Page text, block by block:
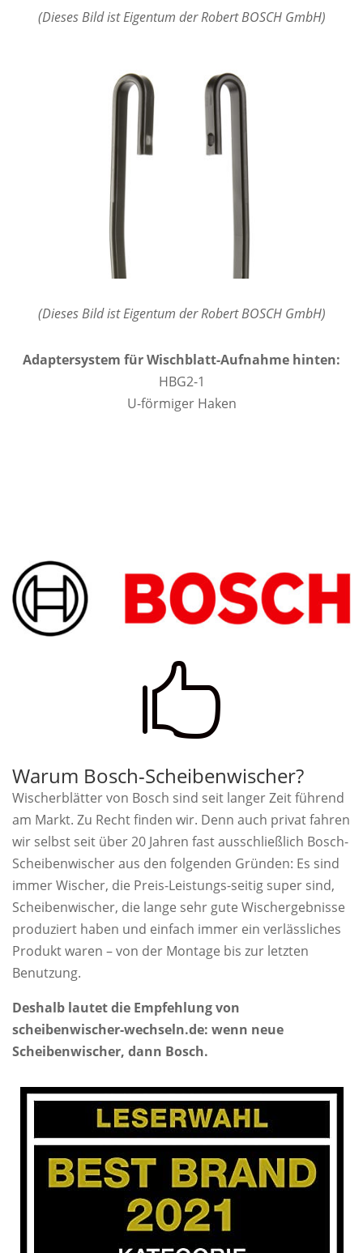
(Dieses Bild ist Eigentum der Robert BOSCH GmbH)
(Dieses Bild ist Eigentum der Robert BOSCH GmbH)
Adaptersystem für Wischblatt-Aufnahme hinten:
HBG2-1
U-förmiger Haken

Warum Bosch-Scheibenwischer?
Wischerblätter von Bosch sind seit langer Zeit führend
am Markt. Zu Recht finden wir. Denn auch privat fahren
wir selbst seit über 20 Jahren fast ausschließlich Bosch-
Scheibenwischer aus den folgenden Gründen: Es sind
immer Wischer, die Preis-Leistungs-seitig super sind,
Scheibenwischer, die lange sehr gute Wischergebnisse
produziert haben und einfach immer ein verlässliches
Produkt waren – von der Montage bis zur letzten
Benutzung.
Deshalb lautet die Empfehlung von
scheibenwischer-wechseln.de: wenn neue
Scheibenwischer, dann Bosch.